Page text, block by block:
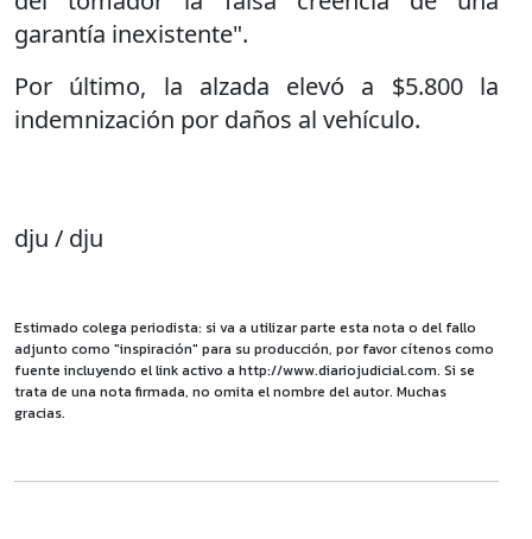
garantía inexistente".
Por último, la alzada elevó a $5.800 la
indemnización por daños al vehículo.
dju / dju
Estimado colega periodista: si va a utilizar parte esta nota o del fallo
adjunto como "inspiración" para su producción, por favor cítenos como
fuente incluyendo el link activo a http://www.diariojudicial.com. Si se
trata de una nota firmada, no omita el nombre del autor. Muchas
gracias.